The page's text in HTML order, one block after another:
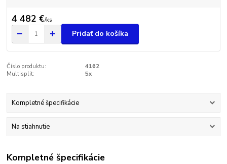
4 482 €/ks
Pridať do košíka
Číslo produktu:
4162
Multisplit:
5x
Kompletné špecifikácie
Na stiahnutie
Kompletné špecifikácie